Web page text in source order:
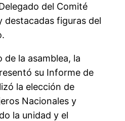
del Comité
destacadas figuras del
de la asamblea, la
su Informe de
la elección de
Nacionales y
la unidad y el